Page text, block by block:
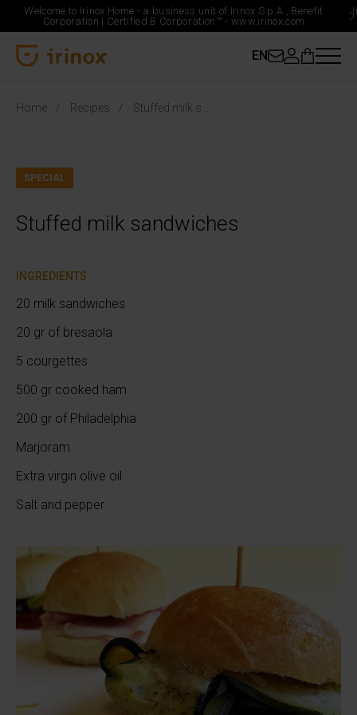
Welcome to Irinox Home - a business unit of Irinox S.p.A., Benefit
Corporation | Certified B Corporation™ - www.irinox.com
EN
Home Recipes
SPECIAL
Stuffed milk sandwiches
INGREDIENTS
20 milk sandwiches
20 gr of bresaola
5 courgettes
500 gr cooked ham
200 gr of Philadelphia
Marjoram
Extra virgin olive oil
Salt and pepper